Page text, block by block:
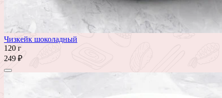
Чизкейк шоколадный
120 г
249 ₽